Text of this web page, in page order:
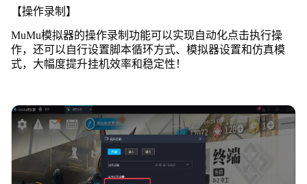
【操作录制】
MuMu模拟器的操作录制功能可以实现自动化点击执行操
作，还可以自行设置脚本循环方式、模拟器设置和仿真模
式，大幅度提升挂机效率和稳定性！